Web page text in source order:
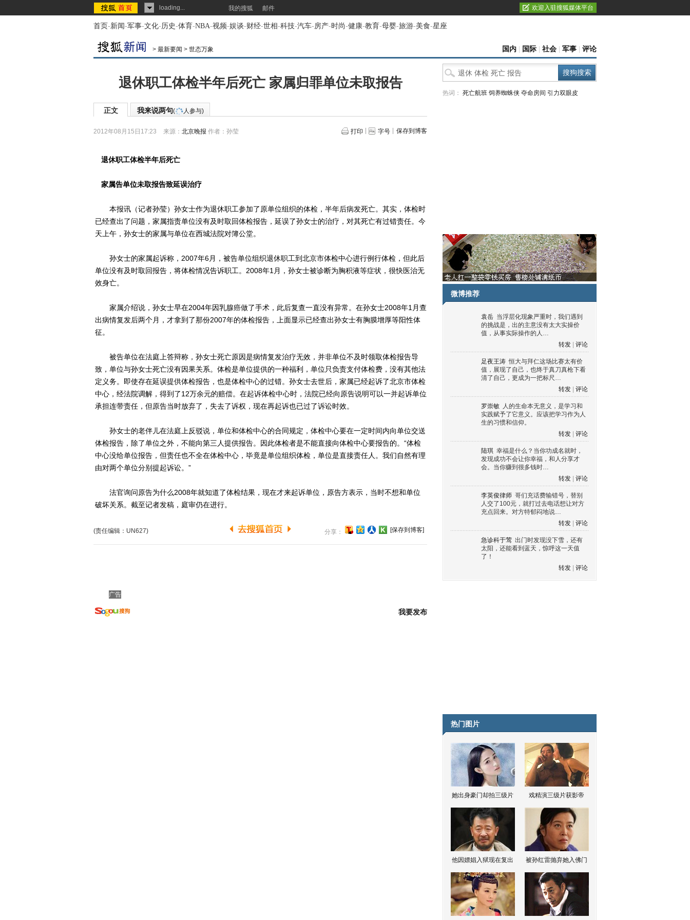
loading... 我的搜狐 邮件 欢迎入驻搜狐媒体平台
首页-新闻-军事-文化-历史-体育-NBA-视频-娱谈-财经-世相-科技-汽车-房产-时尚-健康-教育-母婴-旅游-美食-星座
> 最新要闻 > 世态万象 国内 国际 社会 军事 评论
退休职工体检半年后死亡 家属归罪单位未取报告
正文 我来说两句( 人参与)
2012年08月15日17:23 来源： 北京晚报 作者：孙莹 打印 字号 保存到博客
退休职工体检半年后死亡
家属告单位未取报告致延误治疗
本报讯（记者孙莹）孙女士作为退休职工参加了原单位组织的体检，半年后病发死亡。其实，体检时
已经查出了问题，家属指责单位没有及时取回体检报告，延误了孙女士的治疗，对其死亡有过错责任。今
天上午，孙女士的家属与单位在西城法院对簿公堂。
孙女士的家属起诉称，2007年6月，被告单位组织退休职工到北京市体检中心进行例行体检，但此后
单位没有及时取回报告，将体检情况告诉职工。2008年1月，孙女士被诊断为胸积液等症状，很快医治无
效身亡。
家属介绍说，孙女士早在2004年因乳腺癌做了手术，此后复查一直没有异常。在孙女士2008年1月查
出病情复发后两个月，才拿到了那份2007年的体检报告，上面显示已经查出孙女士有胸膜增厚等阳性体
征。
被告单位在法庭上答辩称，孙女士死亡原因是病情复发治疗无效，并非单位不及时领取体检报告导
致，单位与孙女士死亡没有因果关系。体检是单位提供的一种福利，单位只负责支付体检费，没有其他法
定义务。即使存在延误提供体检报告，也是体检中心的过错。孙女士去世后，家属已经起诉了北京市体检
中心，经法院调解，得到了12万余元的赔偿。在起诉体检中心时，法院已经向原告说明可以一并起诉单位
承担连带责任，但原告当时放弃了，失去了诉权，现在再起诉也已过了诉讼时效。
孙女士的老伴儿在法庭上反驳说，单位和体检中心的合同规定，体检中心要在一定时间内向单位交送
体检报告，除了单位之外，不能向第三人提供报告。因此体检者是不能直接向体检中心要报告的。“体检
中心没给单位报告，但责任也不全在体检中心，毕竟是单位组织体检，单位是直接责任人。我们自然有理
由对两个单位分别提起诉讼。”
法官询问原告为什么2008年就知道了体检结果，现在才来起诉单位，原告方表示，当时不想和单位
破坏关系。截至记者发稿，庭审仍在进行。
(责任编辑：UN627) 分享： [保存到博客]
广告
我要发布
热词： 死亡航班 饲养蜘蛛侠 夺命房间 引力双眼皮
微博推荐
袁岳 当浮层化现象严重时，我们遇到
的挑战是，出的主意没有太大实操价
值，从事实际操作的人…
转发
评论
足夜王涛 恒大与拜仁这场比赛太有价
值，展现了自己，也终于真刀真枪下看
清了自己，更成为一把标尺…
转发
评论
罗崇敏 人的生命本无意义，是学习和
实践赋予了它意义。应该把学习作为人
生的习惯和信仰。
转发
评论
陆琪 幸福是什么？当你功成名就时，
发现成功不会让你幸福，和人分享才
会。当你赚到很多钱时…
转发
评论
李英俊律师 哥们充话费输错号，替别
人交了100元，就打过去电话想让对方
充点回来。对方特郁闷地说…
转发
评论
急诊科于莺 出门时发现没下雪，还有
太阳，还能看到蓝天，惊呼这一天值
了！
转发
评论
热门图片
她出身豪门却拍三级片 戏精演三级片获影帝
他因嫖娼入狱现在复出 被孙红雷抛弃她入佛门